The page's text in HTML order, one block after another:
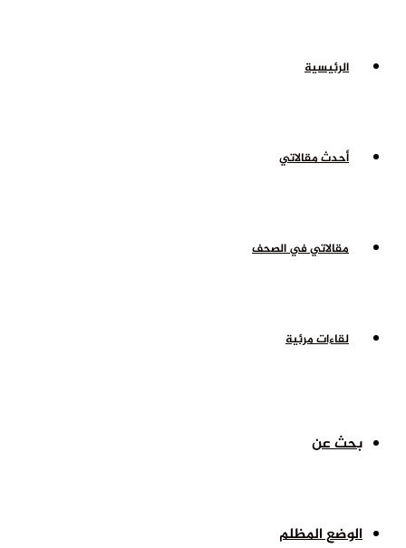
الرئيسية
أحدث مقالاتي
مقالاتي في الصحف
لقاءات مرئية
بحث عن
الوضع المظلم